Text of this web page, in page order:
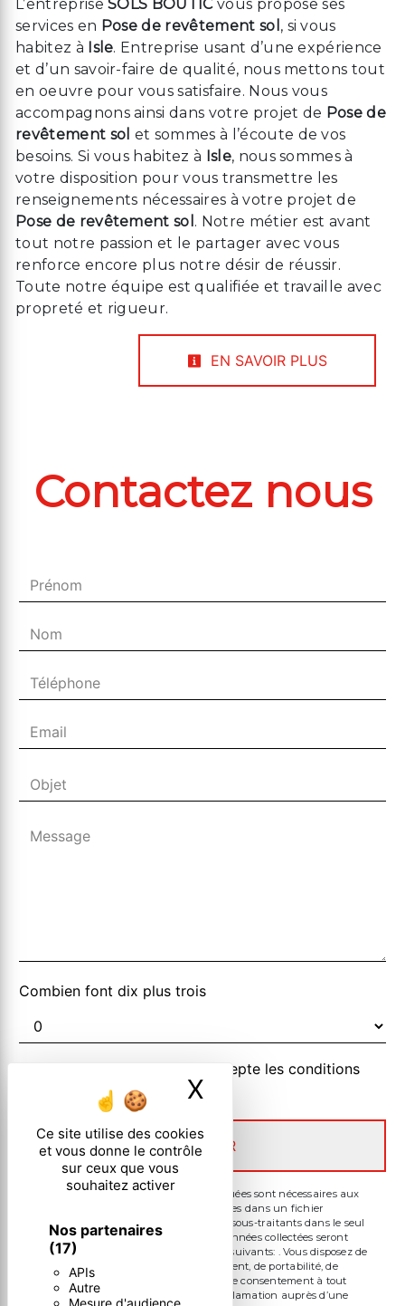
Ce site utilise des cookies
et vous donne le contrôle
sur ceux que vous
souhaitez activer
Nos partenaires
(17)
APIs
Autre
Mesure d'audience
X
L’entrepriseSOLS BOUTICvous propose ses
services en Pose de revêtement sol , si vous
habitez à Isle. Entreprise usant d’une expérience
et d’un savoir-faire de qualité, nous mettons tout
en oeuvre pour vous satisfaire. Nous vous
accompagnons ainsi dans votre projet de Pose de
revêtement sol et sommes à l’écoute de vos
besoins. Si vous habitez à Isle, nous sommes à
votre disposition pour vous transmettre les
renseignements nécessaires à votre projet de
Pose de revêtement sol . Notre métier est avant
tout notre passion et le partager avec vous
renforce encore plus notre désir de réussir.
Toute notre équipe est qualifiée et travaille avec
propreté et rigueur.
EN SAVOIR PLUS
Contactez nous
Combien font dix plus trois
En cochant cette case, j'accepte les conditions
particulières ci-dessous **
ENVOYER
** Les données personnelles communiquées sont nécessaires aux
fins de vous contacter et sont enregistrées dans un fichier
informatisé. Elles sont destinées à et ses sous-traitants dans le seul
but de répondre à votre message. Les données collectées seront
communiquées aux seuls destinataires suivants: . Vous disposez de
droits d’accès, de rectification, d’effacement, de portabilité, de
limitation, d’opposition, de retrait de votre consentement à tout
moment et du droit d’introduire une réclamation auprès d’une